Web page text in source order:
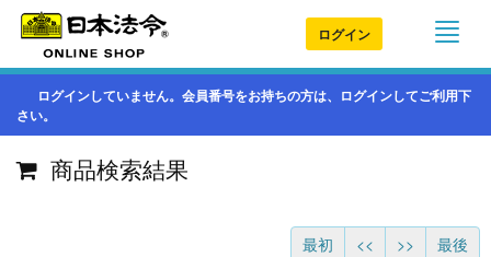
ログイン
ログインしていません。会員番号をお持ちの方は、ログインしてご利用下
さい。
商品検索結果
最初 << >> 最後